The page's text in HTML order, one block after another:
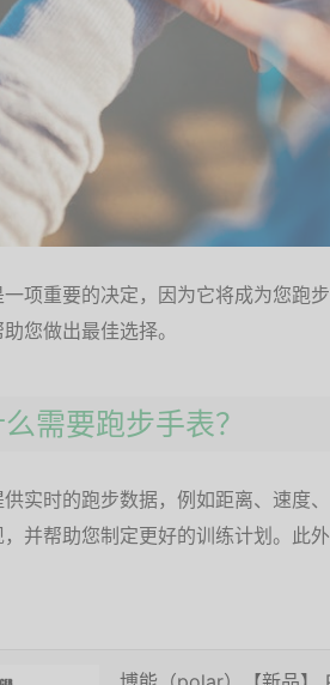
项重要的决定，因为它将成为您跑
您做出最佳选择。
需要跑步手表？
实时的跑步数据，例如距离、速度
并帮助您制定更好的训练计划。此